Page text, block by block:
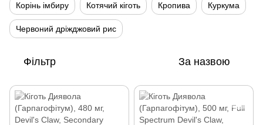
Корінь імбиру Котячий кіготь Кропива Куркума
Червоний дріжджовий рис
Фільтр За назвою